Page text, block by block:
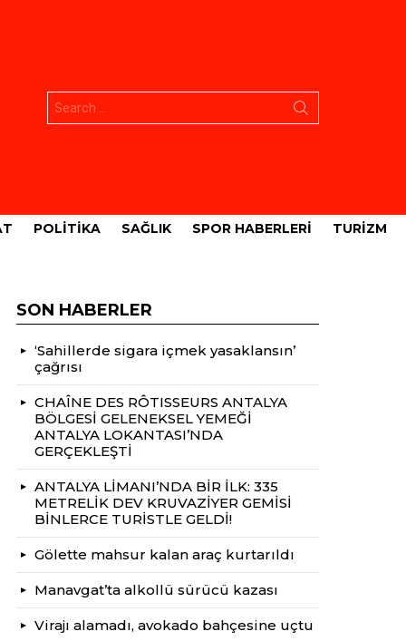
POLITIKA SAĞLIK SPOR HABERLERI TURIZM
SON HABERLER
‘Sahillerde sigara içmek yasaklansın’
çağrısı
CHAÎNE DES RÔTISSEURS ANTALYA
BÖLGESİ GELENEKSEL YEMEĞİ
ANTALYA LOKANTASI’NDA
GERÇEKLEŞTİ
ANTALYA LİMANI’NDA BİR İLK: 335
METRELİK DEV KRUVAZİYER GEMİSİ
BİNLERCE TURİSTLE GELDİ!
Gölette mahsur kalan araç kurtarıldı
Manavgat’ta alkollü sürücü kazası
Virajı alamadı, avokado bahçesine uçtu